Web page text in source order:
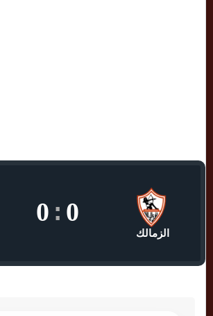
الزمالك
0
:
0